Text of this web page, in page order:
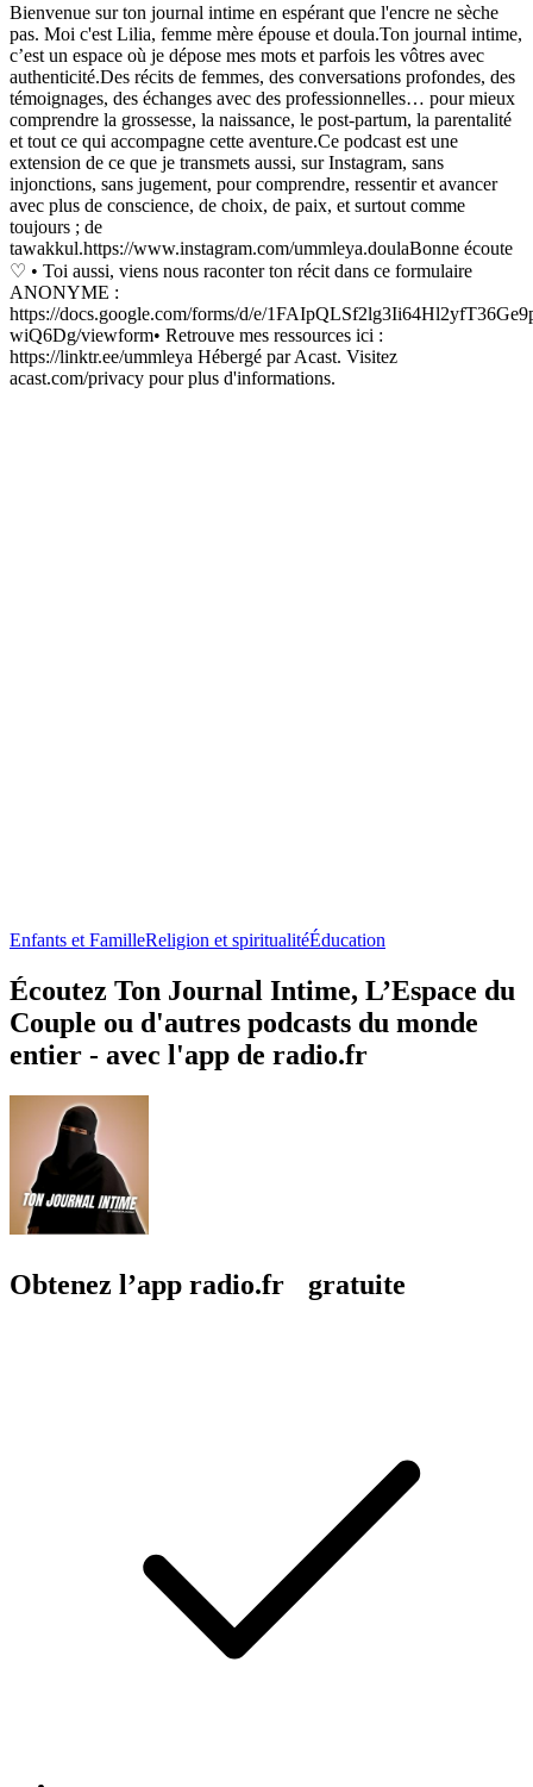
Bienvenue sur ton journal intime en espérant que l'encre ne sèche
pas. Moi c'est Lilia, femme mère épouse et doula.Ton journal intime,
c’est un espace où je dépose mes mots et parfois les vôtres avec
authenticité.Des récits de femmes, des conversations profondes, des
témoignages, des échanges avec des professionnelles… pour mieux
comprendre la grossesse, la naissance, le post-partum, la parentalité
et tout ce qui accompagne cette aventure.Ce podcast est une
extension de ce que je transmets aussi, sur Instagram, sans
injonctions, sans jugement, pour comprendre, ressentir et avancer
avec plus de conscience, de choix, de paix, et surtout comme
toujours ; de
tawakkul.https://www.instagram.com/ummleya.doulaBonne écoute
♡ • Toi aussi, viens nous raconter ton récit dans ce formulaire
ANONYME :
https://docs.google.com/forms/d/e/
wiQ6Dg/viewform• Retrouve mes ressources ici :
https://linktr.ee/ummleya Hébergé par Acast. Visitez
acast.com/privacy pour plus d'informations.
Enfants et FamilleReligion et spiritualitéÉducation
Écoutez Ton Journal Intime, L’Espace du
Couple ou d'autres podcasts du monde
entier - avec l'app de radio.fr
Obtenez l’app radio.fr gratuite